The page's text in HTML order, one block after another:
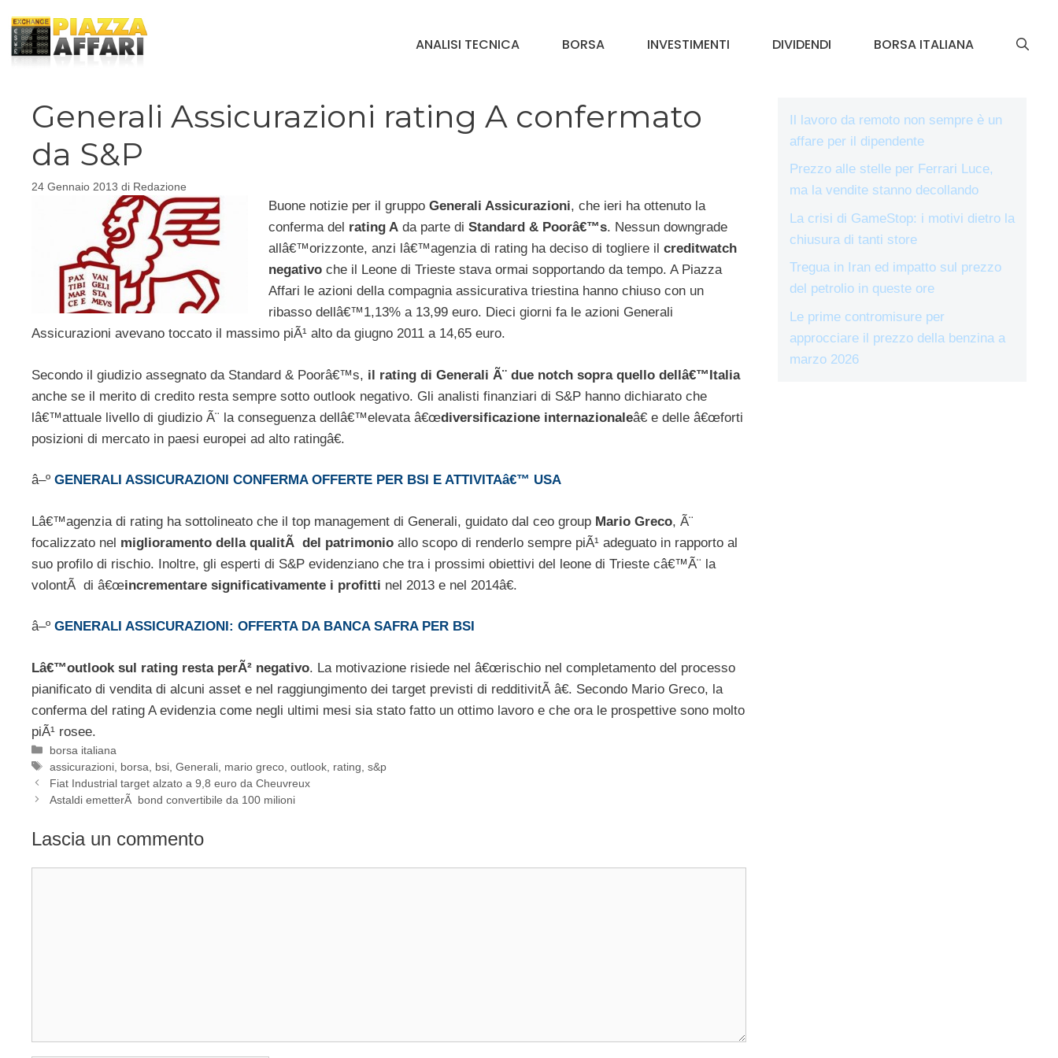
contenuto
ANALISI TECNICA BORSA INVESTIMENTI DIVIDENDI BORSA ITALIANA
Generali Assicurazioni rating A confermato
da S&P
24 Gennaio 2013 di Redazione
Buone notizie per il gruppo Generali Assicurazioni, che ieri ha ottenuto la
conferma del rating Ada parte di Standard & Poorâ€™s. Nessun downgrade
allâ€™orizzonte, anzi lâ€™agenzia di rating ha deciso di togliere il creditwatch
negativoche il Leone di Trieste stava ormai sopportando da tempo. A Piazza
Affari le azioni della compagnia assicurativa triestina hanno chiuso con un
ribasso dellâ€™1,13% a 13,99 euro. Dieci giorni fa le azioni Generali
Assicurazioni avevano toccato il massimo piÃ¹ alto da giugno 2011 a 14,65 euro.
Secondo il giudizio assegnato da Standard & Poorâ€™s, il rating di Generali Ã¨ due notch sopra quello dellâ€™Italia
anche se il merito di credito resta sempre sotto outlook negativo. Gli analisti finanziari di S&P hanno dichiarato che
lâ€™attuale livello di giudizio Ã¨ la conseguenza dellâ€™elevata â€œdiversificazione internazionaleâ€ e delle â€œforti
posizioni di mercato in paesi europei ad alto ratingâ€.
â–º GENERALI ASSICURAZIONI CONFERMA OFFERTE PER BSI E ATTIVITAâ€™ USA
Lâ€™agenzia di rating ha sottolineato che il top management di Generali, guidato dal ceo group Mario Greco, Ã¨
focalizzato nel miglioramento della qualitÃ del patrimonio allo scopo di renderlo sempre piÃ¹ adeguato in rapporto al
suo profilo di rischio. Inoltre, gli esperti di S&P evidenziano che tra i prossimi obiettivi del leone di Trieste câ€™Ã¨ la
volontÃ di â€œincrementare significativamente i profitti nel 2013 e nel 2014â€.
â–º GENERALI ASSICURAZIONI: OFFERTA DA BANCA SAFRA PER BSI
Lâ€™outlook sul rating resta perÃ² negativo. La motivazione risiede nel â€œrischio nel completamento del processo
pianificato di vendita di alcuni asset e nel raggiungimento dei target previsti di redditivitÃ â€. Secondo Mario Greco, la
conferma del rating A evidenzia come negli ultimi mesi sia stato fatto un ottimo lavoro e che ora le prospettive sono molto
piÃ¹ rosee.
Categorie
borsa italiana
Tag
assicurazioni borsa bsi ,Generali mario greco ,outlook rating ,s&p
Fiat Industrial target alzato a 9,8 euro da Cheuvreux
Astaldi emetterÃ bond convertibile da 100 milioni
Lascia un commento
Il lavoro da remoto non sempre è un
affare per il dipendente
Prezzo alle stelle per Ferrari Luce,
ma la vendite stanno decollando
La crisi di GameStop: i motivi dietro la
chiusura di tanti store
Tregua in Iran ed impatto sul prezzo
del petrolio in queste ore
Le prime contromisure per
approcciare il prezzo della benzina a
marzo 2026